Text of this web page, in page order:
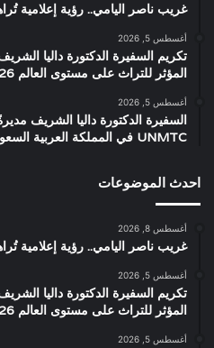
غريب ناصر اليامي.. رؤية إعلامية
أغسطس 5, 2026
تكريم السفيرة الدكتورة داليا
المؤثر للتراث على مستوى العالم 2026”
أغسطس 5, 2026
السفيرة الدكتورة داليا الشريف
UNMTC في المملكة العربية السعودية
احدث الموضوعات
أغسطس 8, 2026
غريب ناصر اليامي.. رؤية إعلامية
أغسطس 5, 2026
تكريم السفيرة الدكتورة داليا
المؤثر للتراث على مستوى العالم 2026”
أغسطس 5, 2026